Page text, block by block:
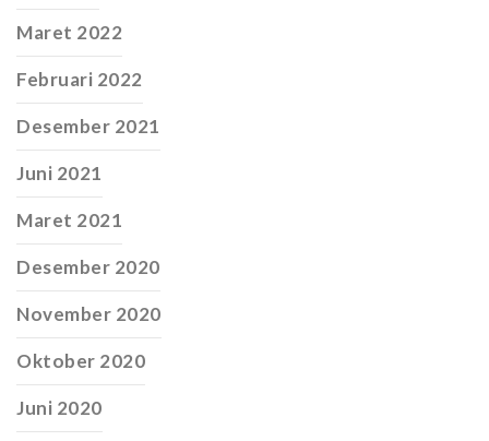
Maret 2022
Februari 2022
Desember 2021
Juni 2021
Maret 2021
Desember 2020
November 2020
Oktober 2020
Juni 2020